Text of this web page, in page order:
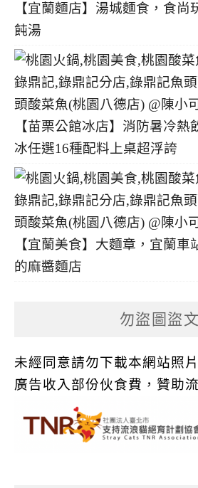
【宜蘭麵店】湯城麵食，食尚
飩湯
【苗栗公館冰店】消防暑冷熱
冰任選16種配料上桌超浮誇
【宜蘭美食】大麵章，宜蘭車
的麻醬麵店
勿盜圖盜文
未經同意請勿下載本網站照
廣告收入部份伙食費，贊助